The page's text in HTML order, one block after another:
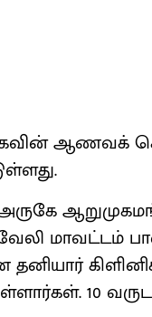
ஆணவக்
அருகே
மாவட்டம்
10